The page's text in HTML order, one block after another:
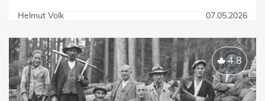
Helmut Volk 07.05.2026
4.8